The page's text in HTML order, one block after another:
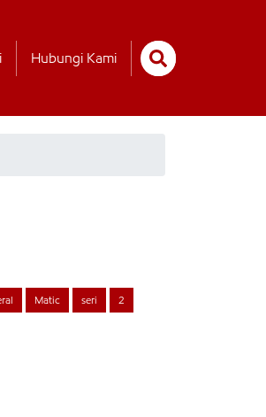
Hubungi Kami
Matic seri 2